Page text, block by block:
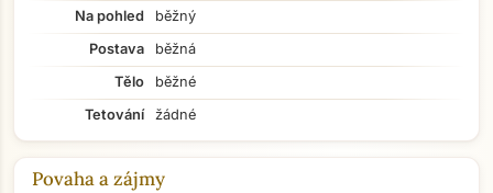
Na pohled
běžný
Postava
běžná
Tělo
běžné
Tetování
žádné
Povaha a zájmy